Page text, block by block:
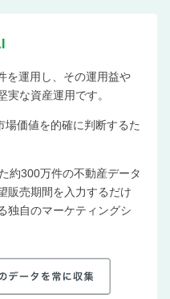
を運用し、その運用益や
な資産運用です。
価値を的確に判断するた
約300万件の不動産データ
販売期間を入力するだけ
独自のマーケティングシ